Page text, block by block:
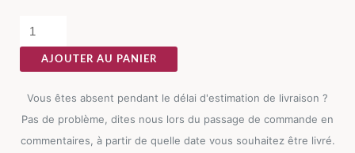
Ixia
50cm
AJOUTER AU PANIER
Vous êtes absent pendant le délai d'estimation de livraison ?
Pas de problème, dites nous lors du passage de commande en
commentaires, à partir de quelle date vous souhaitez être livré.